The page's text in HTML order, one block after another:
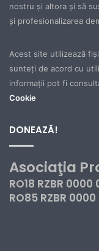
nostru şi altora şi să
şi profesionalizarea
Acest site utilizează
sunteți de acord cu
informații pot fi
Cookie
DONEAZĂ!
Asociaţia
RO18 RZBR 0000
RO85 RZBR